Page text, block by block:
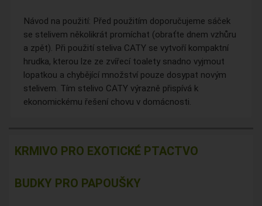
Návod na použití: Před použitím doporučujeme sáček
se stelivem několikrát promíchat (obraťte dnem vzhůru
a zpět). Při použití steliva CATY se vytvoří kompaktní
hrudka, kterou lze ze zvířecí toalety snadno vyjmout
lopatkou a chybějící množství pouze dosypat novým
stelivem. Tím stelivo CATY výrazně přispívá k
ekonomickému řešení chovu v domácnosti.
KRMIVO PRO EXOTICKÉ PTACTVO
BUDKY PRO PAPOUŠKY